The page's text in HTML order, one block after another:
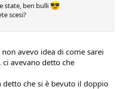
state, ben bulli
scesi?
avevo idea di come sarei
avevano detto che
che si è bevuto il doppio